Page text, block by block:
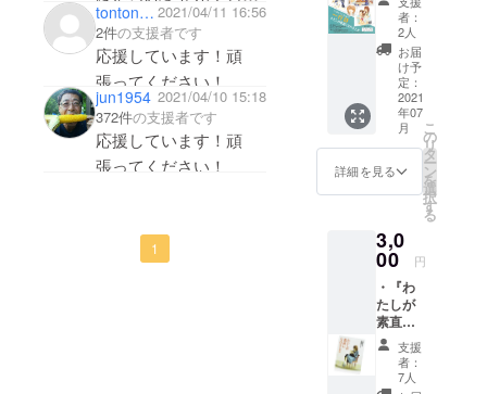
が本となり出版され、
私も癒されています。
一行詩を書いたこと
で、今も純粋な心でい
れます。
ぜひ、コロナで疲れて
いる方に読んで頂きた
た！ tontonkana 2021/04/11 16:56
2件の支援者です
応援しています！頑
張ってください！
jun1954 2021/04/10 15:18
372件の支援者です
応援しています！頑
張ってください！
1
ます。
とばで
一行
詩』
（声優
語りと
イラス
ト・映
像入
り）
・小冊
子『わ
たしが
なれる
とき―
続編第
10章
－』 ・
和紙人
形ポス
トカー
ド（1
者：
2人
お届
け予
定：
2021
年07
月
詳細を見る
こ
の
リ
タ
ー
ン
を
選
択
す
る
3,0
00 円
・『わ
たしが
素直に
なれる
と
き』
支援
者：
7人